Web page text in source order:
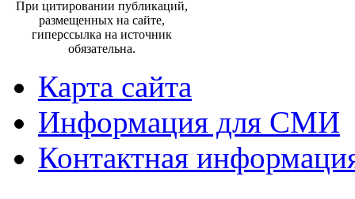
При цитировании публикаций,
размещенных на сайте,
гиперссылка на источник
обязательна.
Карта сайта
Информация для СМИ
Контактная